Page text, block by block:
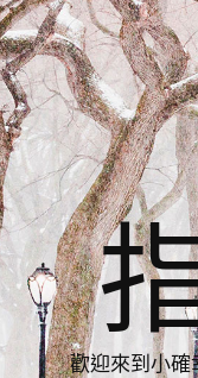
歡迎來到小